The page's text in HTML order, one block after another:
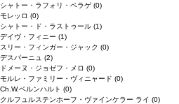
シャトー・ラフォリ・ペラゲ (0)
モレッロ (0)
シャトー・ド・ラストゥール (1)
デイヴ・フィニー (1)
スリー・フィンガー・ジャック (0)
デスパーニュ (2)
ドメーヌ・ジョゼフ・メロ (0)
モルレ・ファミリー・ヴィニャード (0)
Ch.W.ベルンハルト (0)
クルフュルステンホーフ・ヴァインケラー ライ (0)